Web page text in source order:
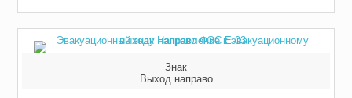
Знак
Выход направо